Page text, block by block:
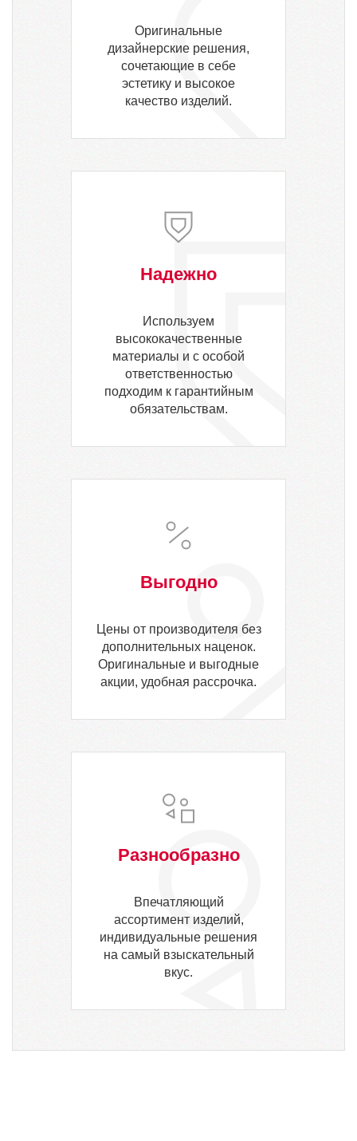
Оригинальные
дизайнерские решения,
сочетающие в себе
эстетику и высокое
качество изделий.
Надежно
Используем
высококачественные
материалы и с особой
ответственностью
подходим к гарантийным
обязательствам.
Выгодно
Цены от производителя без
дополнительных наценок.
Оригинальные и выгодные
акции, удобная рассрочка.
Разнообразно
Впечатляющий
ассортимент изделий,
индивидуальные решения
на самый взыскательный
вкус.